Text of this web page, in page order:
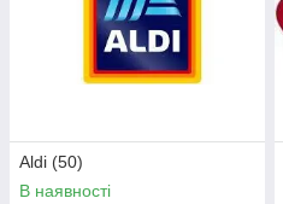
Aldi (50)
В наявності